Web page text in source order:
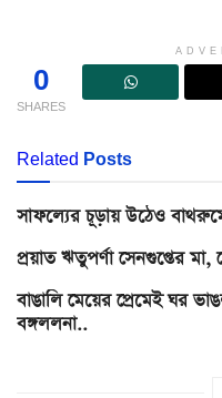
0
SHARES
Related Posts
সাফল্যের চূড়ায় উঠেও
প্রয়াত ঋতুপর্ণা সেনগুপ্তের মা,
বাঙালি মেয়ের প্রেমেই ঘর
বঙ্গললনা..